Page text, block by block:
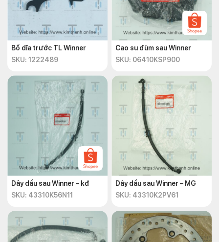
Bố dĩa trước TL Winner
SKU: 1222489
Cao su đùm sau Winner
SKU: 06410KSP900
Dây dầu sau Winner – kđ
SKU: 43310K56N11
Dây dầu sau Winner – MG
SKU: 43310K2PV61